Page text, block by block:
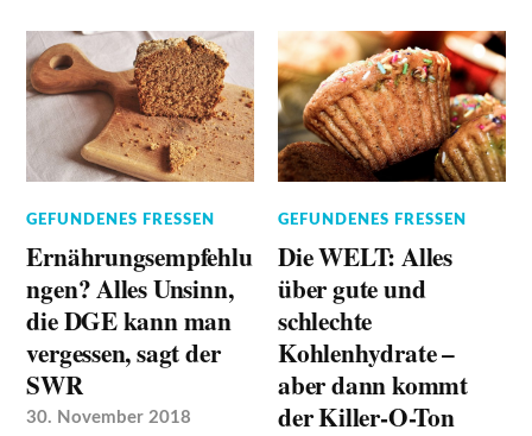
GEFUNDENES FRESSEN
Ernährungsempfehlu
ngen? Alles Unsinn,
die DGE kann man
vergessen, sagt der
SWR
30. November 2018
GEFUNDENES FRESSEN
Die WELT: Alles
über gute und
schlechte
Kohlenhydrate –
aber dann kommt
der Killer-O-Ton